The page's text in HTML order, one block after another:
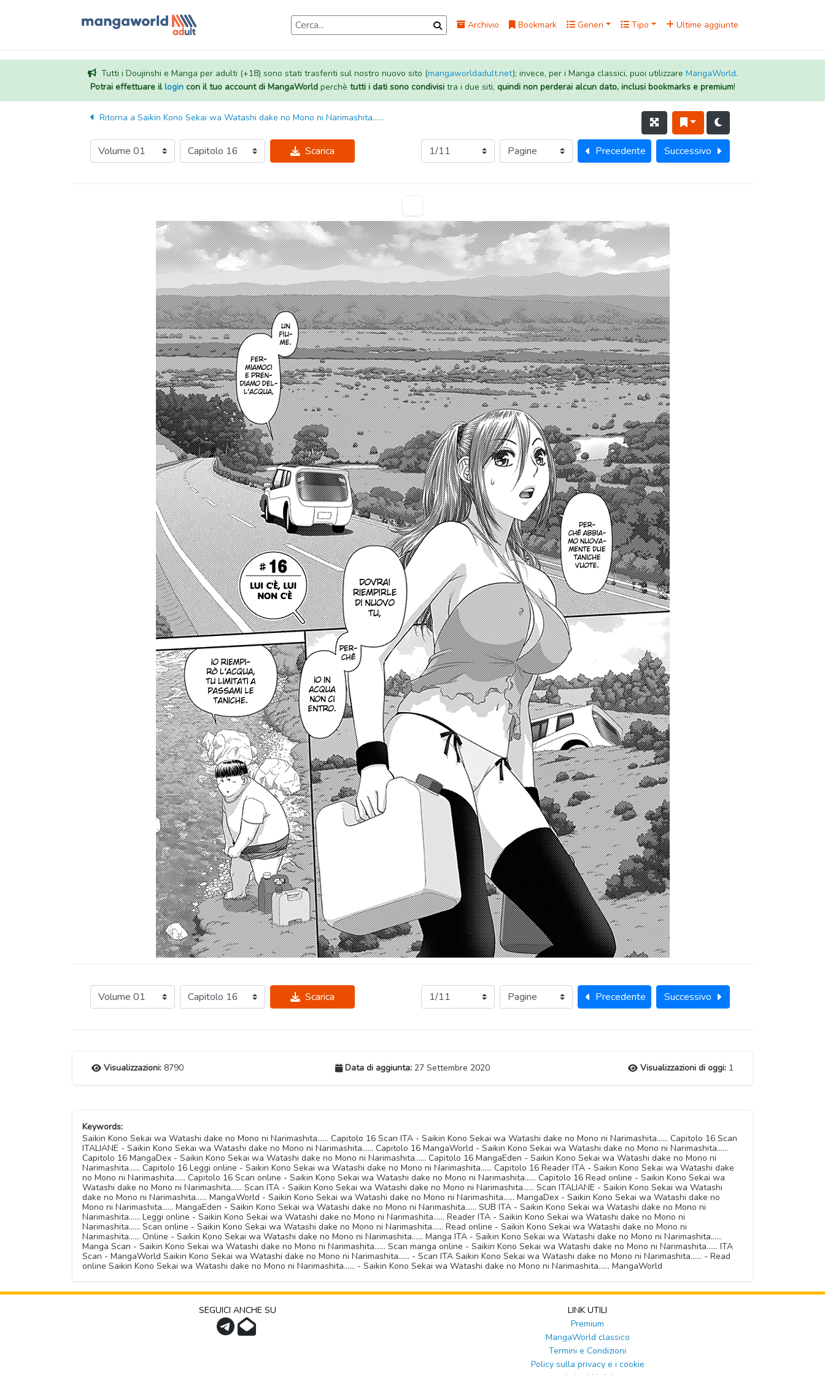
Archivio Bookmark Generi Tipo Ultime aggiunte
Tutti i Doujinshi e Manga per adulti (+18) sono stati trasferiti sul nostro nuovo sito (mangaworldadult.net); invece, per i Manga classici, puoi utilizzare MangaWorld.
Potrai effettuare illogincon il tuo account di MangaWorldperchè tutti i dati sono condivisitra i due siti, quindi non perderai alcun dato, inclusi bookmarks e premium!
Ritorna a Saikin Kono Sekai wa Watashi dake no Mono ni Narimashita......
Scarica Precedente Successivo
Scarica Precedente Successivo
Visualizzazioni: 8790 Data di aggiunta:27 Settembre 2020 Visualizzazioni di oggi:1
Keywords:
Saikin Kono Sekai wa Watashi dake no Mono ni Narimashita...... Capitolo 16 Scan ITA - Saikin Kono Sekai wa Watashi dake no Mono ni Narimashita...... Capitolo 16 Scan
ITALIANE - Saikin Kono Sekai wa Watashi dake no Mono ni Narimashita...... Capitolo 16 MangaWorld - Saikin Kono Sekai wa Watashi dake no Mono ni Narimashita......
Capitolo 16 MangaDex - Saikin Kono Sekai wa Watashi dake no Mono ni Narimashita...... Capitolo 16 MangaEden - Saikin Kono Sekai wa Watashi dake no Mono ni
Narimashita...... Capitolo 16 Leggi online - Saikin Kono Sekai wa Watashi dake no Mono ni Narimashita...... Capitolo 16 Reader ITA - Saikin Kono Sekai wa Watashi dake
no Mono ni Narimashita...... Capitolo 16 Scan online - Saikin Kono Sekai wa Watashi dake no Mono ni Narimashita...... Capitolo 16 Read online - Saikin Kono Sekai wa
Watashi dake no Mono ni Narimashita...... Scan ITA - Saikin Kono Sekai wa Watashi dake no Mono ni Narimashita...... Scan ITALIANE - Saikin Kono Sekai wa Watashi
dake no Mono ni Narimashita...... MangaWorld - Saikin Kono Sekai wa Watashi dake no Mono ni Narimashita...... MangaDex - Saikin Kono Sekai wa Watashi dake no
Mono ni Narimashita...... MangaEden - Saikin Kono Sekai wa Watashi dake no Mono ni Narimashita...... SUB ITA - Saikin Kono Sekai wa Watashi dake no Mono ni
Narimashita...... Leggi online - Saikin Kono Sekai wa Watashi dake no Mono ni Narimashita...... Reader ITA - Saikin Kono Sekai wa Watashi dake no Mono ni
Narimashita...... Scan online - Saikin Kono Sekai wa Watashi dake no Mono ni Narimashita...... Read online - Saikin Kono Sekai wa Watashi dake no Mono ni
Narimashita...... Online - Saikin Kono Sekai wa Watashi dake no Mono ni Narimashita...... Manga ITA - Saikin Kono Sekai wa Watashi dake no Mono ni Narimashita......
Manga Scan - Saikin Kono Sekai wa Watashi dake no Mono ni Narimashita...... Scan manga online - Saikin Kono Sekai wa Watashi dake no Mono ni Narimashita...... ITA
Scan - MangaWorld Saikin Kono Sekai wa Watashi dake no Mono ni Narimashita...... - Scan ITA Saikin Kono Sekai wa Watashi dake no Mono ni Narimashita...... - Read
online Saikin Kono Sekai wa Watashi dake no Mono ni Narimashita...... - Saikin Kono Sekai wa Watashi dake no Mono ni Narimashita...... MangaWorld
SEGUICI ANCHE SU
LINK UTILI
Premium
MangaWorld classico
Termini e Condizioni
Policy sulla privacy e i cookie